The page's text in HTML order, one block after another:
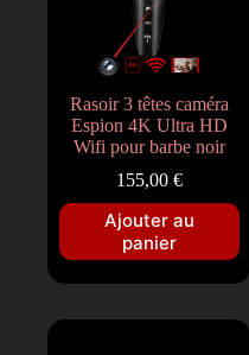
Rasoir 3 têtes caméra
Espion 4K Ultra HD
Wifi pour barbe noir
155,00€
Ajouter au
panier